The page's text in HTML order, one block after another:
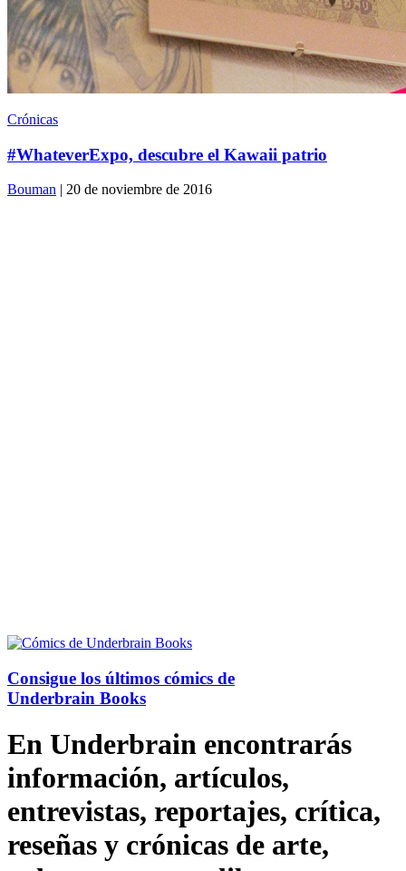
Crónicas
#WhateverExpo, descubre el Kawaii patrio
Bouman | 20 de noviembre de 2016
Consigue los últimos cómics de
Underbrain Books
En Underbrain encontrarás
información, artículos,
entrevistas, reportajes, crítica,
reseñas y crónicas de arte,